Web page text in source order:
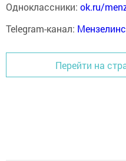
Одноклассники: ok.ru/
Telegram-канал:
Перейти на